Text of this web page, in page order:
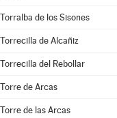
Torralba de los Sisones
Torrecilla de Alcañiz
Torrecilla del Rebollar
Torre de Arcas
Torre de las Arcas